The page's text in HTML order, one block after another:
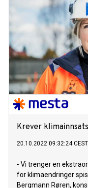
Krever
20.10.2022 09:32:24 CEST
- Vi trenger en
for klimaendringer
Bergmann Røren,